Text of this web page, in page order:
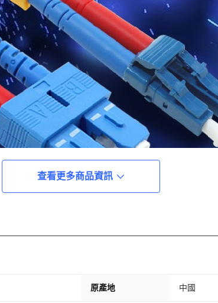
查看更多商品資訊
原產地 中國